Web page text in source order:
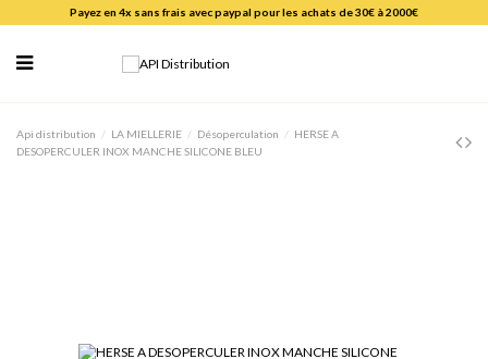
Payez en 4x sans frais avec paypal pour les achats de 30€ à 2000€
Api distribution LA MIELLERIE Désoperculation
HERSE A
DESOPERCULER INOX MANCHE SILICONE BLEU